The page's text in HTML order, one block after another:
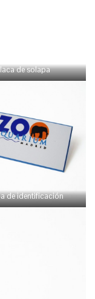
de solapa
de identificación